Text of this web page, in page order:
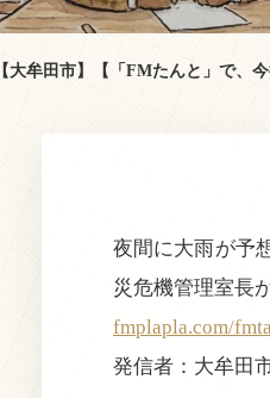
【大牟田市】【「FMたんと」で、
夜間に大雨が予
災危機管理室長
fmplapla.com/
発信者：大牟田